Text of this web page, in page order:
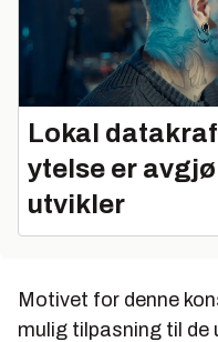
Lokal
ytelse er
utvikler
Motivet for denne
mulig tilpasning til de